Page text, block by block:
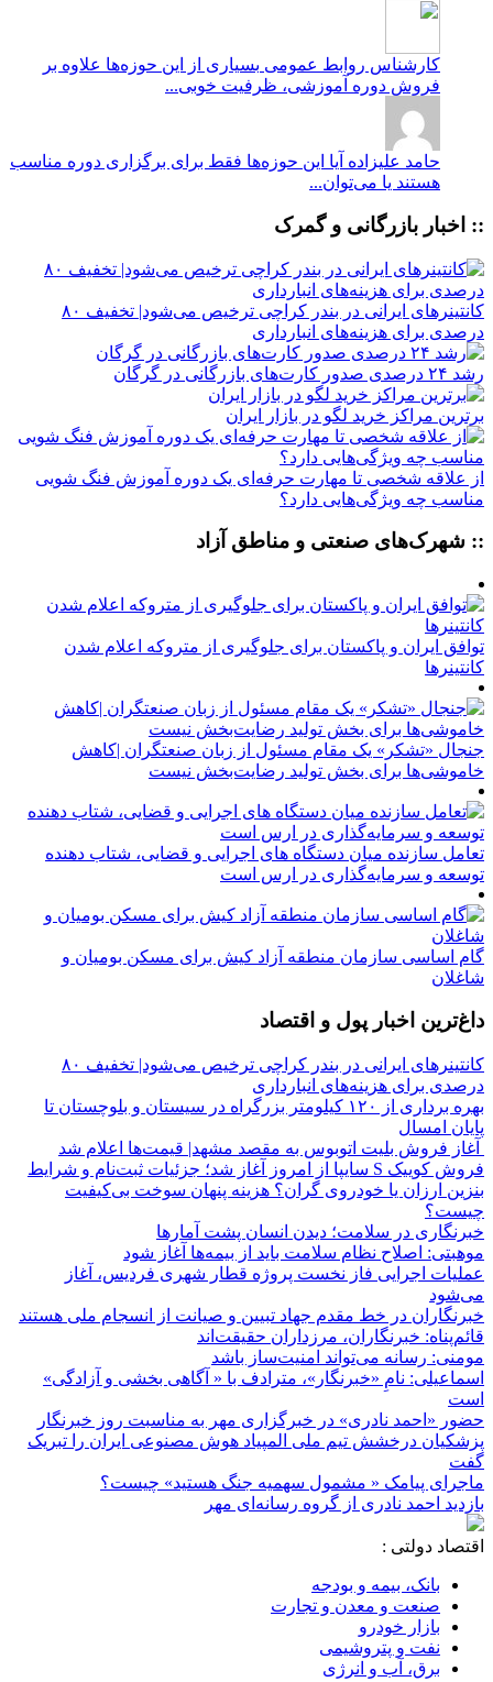
کارشناس روابط عمومی بسیاری از این حوزه‌ها علاوه بر
فروش دوره آموزشی، ظرفیت خوبی...
حامد علیزاده آیا این حوزه‌ها فقط برای برگزاری دوره مناسب
هستند یا می‌توان...
:: اخبار بازرگانی و گمرک
کانتینرهای ایرانی در بندر کراچی ترخیص می‌شود| تخفیف ۸۰
درصدی برای هزینه‌های انبارداری
رشد ۲۴ درصدی صدور کارت‌های بازرگانی در گرگان
برترین مراکز خرید لگو در بازار ایران
از علاقه شخصی تا مهارت حرفه‌ای یک دوره آموزش فنگ شویی
مناسب چه ویژگی‌هایی دارد؟
:: شهرک‌های صنعتی و مناطق آزاد
توافق ایران و پاکستان برای جلوگیری از متروکه اعلام شدن
کانتینرها
جنجال «تشکر» یک مقام مسئول از زبان صنعتگران |کاهش
خاموشی‌ها برای بخش تولید رضایت‌بخش نیست
تعامل سازنده میان دستگاه‌ های اجرایی و قضایی، شتاب‌ دهنده
توسعه و سرمایه‌گذاری در ارس است
گام اساسی سازمان منطقه آزاد کیش برای مسکن بومیان و
شاغلان
داغ‌ترین اخبار پول و اقتصاد
کانتینرهای ایرانی در بندر کراچی ترخیص می‌شود| تخفیف ۸۰
درصدی برای هزینه‌های انبارداری
بهره برداری از ۱۲۰ کیلومتر بزرگراه در سیستان و بلوچستان تا
پایان امسال
آغاز فروش بلیت اتوبوس به مقصد مشهد| قیمت‌ها اعلام شد
فروش کوییک S سایپا از امروز آغاز شد؛ جزئیات ثبت‌نام و شرایط
بنزین ارزان یا خودروی گران؟ هزینه پنهان سوخت بی‌کیفیت
چیست؟
خبرنگاری در سلامت؛ دیدن انسان پشت آمارها
موهبتی: اصلاح نظام سلامت باید از بیمه‌ها آغاز شود
عملیات اجرایی فاز نخست پروژه قطار شهری فردیس، آغاز
می‌شود
خبرنگاران در خط مقدم جهاد تبیین و صیانت از انسجام ملی هستند
قائم‌پناه: ‏خبرنگاران، مرزداران حقیقت‌اند
مومنی: رسانه می‌تواند امنیت‌ساز باشد
اسماعیلی: نامِ «خبرنگار»، مترادف با « آگاهی بخشی و آزادگی»
است
حضور «احمد نادری» در خبرگزاری مهر به مناسبت روز خبرنگار
پزشکیان درخشش تیم ملی المپیاد هوش مصنوعی ایران را تبریک
گفت
ماجرای پیامک « مشمول سهمیه جنگ هستید» چیست؟
بازدید احمد نادری از گروه رسانه‌ای مهر
اقتصاد دولتی :
بانک، بیمه و بودجه
صنعت و معدن و تجارت
بازار خودرو
نفت و پتروشیمی
برق، آب و انرژی